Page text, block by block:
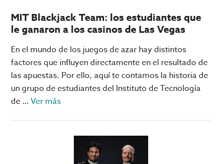
MIT Blackjack Team: los estudiantes que
le ganaron a los casinos de Las Vegas
En el mundo de los juegos de azar hay distintos
factores que influyen directamente en el resultado de
las apuestas. Por ello, aquí te contamos la historia de
un grupo de estudiantes del Instituto de Tecnología
de …Ver másacerca
Blackjack